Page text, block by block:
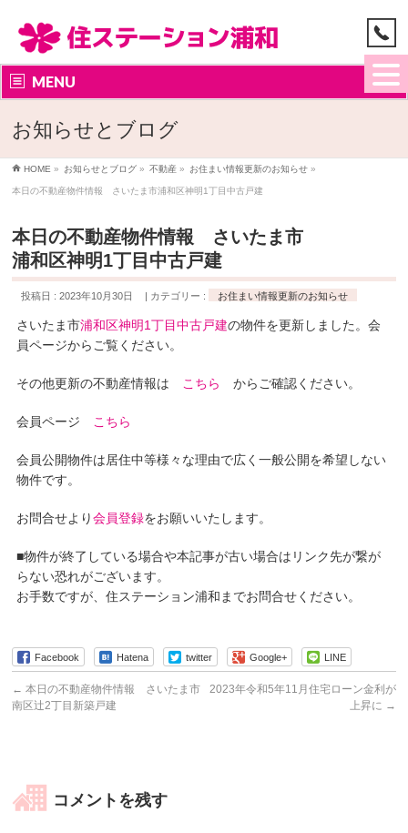
MENU
お知らせとブログ
HOME » お知らせとブログ » 不動産 » お住まい情報更新のお知らせ »
本日の不動産物件情報 さいたま市浦和区神明1丁目中古戸建
本日の不動産物件情報 さいたま市
浦和区神明1丁目中古戸建
投稿日 : 2023年10月30日 カテゴリー : お住まい情報更新のお知らせ
さいたま市浦和区神明1丁目中古戸建の物件を更新しました。会
員ページからご覧ください。
その他更新の不動産情報は こちら からご確認ください。
会員ページ こちら
会員公開物件は居住中等様々な理由で広く一般公開を希望しない
物件です。
お問合せより会員登録をお願いいたします。
■物件が終了している場合や本記事が古い場合はリンク先が繋が
らない恐れがございます。
お手数ですが、住ステーション浦和までお問合せください。
Facebook Hatena twitter Google+ LINE
← 本日の不動産物件情報 さいたま市
南区辻2丁目新築戸建
2023年令和5年11月住宅ローン金利が
上昇に →
コメントを残す